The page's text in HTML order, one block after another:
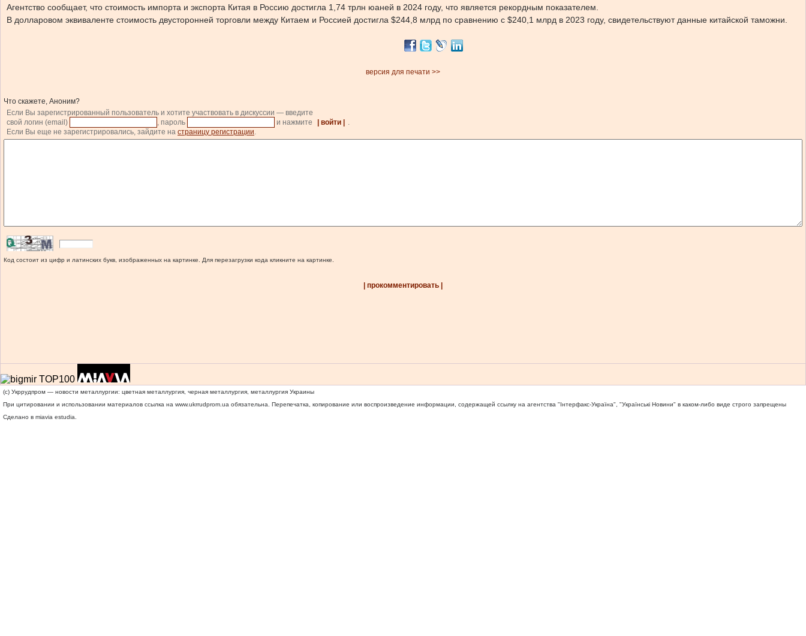
Агентство сообщает, что стоимость импорта и экспорта Китая в Россию достигла 1,74 трлн юаней в 2024 году, что является рекордным показателем.
В долларовом эквиваленте стоимость двусторонней торговли между Китаем и Россией достигла $244,8 млрд по сравнению с $240,1 млрд в 2023 году, свидетельствуют данные китайской таможни.
версия для печати >>
Что скажете, Аноним?
Если Вы зарегистрированный пользователь и хотите участвовать в дискуссии — введите
свой логин (email)
, пароль и нажмите | войти |
.
Если Вы еще не зарегистрировались, зайдите на страницу регистрации.
Код состоит из цифр и латинских букв, изображенных на картинке. Для перезагрузки кода кликните на картинке.
| прокомментировать |
(c) Укррудпром — новости металлургии: цветная металлургия, черная металлургия, металлургия Украины
При цитировании и использовании материалов ссылка на www.ukrrudprom.ua обязательна. Перепечатка, копирование или воспроизведение информации, содержащей ссылку на агентства "Iнтерфакс-Україна", "Українськi Новини" в каком-либо виде строго запрещены
Сделано в miavia estudia.